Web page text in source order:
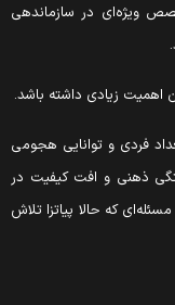
ویژه‌ای در سازماندهی
زیادی داشته باشد.
فردی و توانایی هجومی
ذهنی و افت کیفیت در
که حالا پیاتزا تلاش